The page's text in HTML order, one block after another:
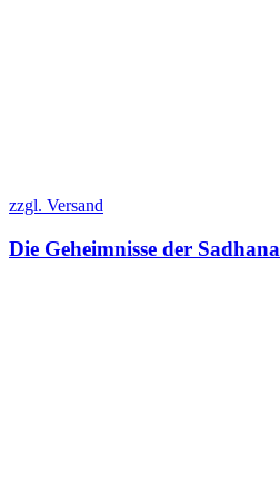
zzgl. Versand
Die Geheimnisse der Sadhana